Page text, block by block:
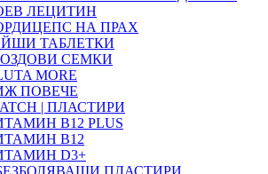
ЛЕЦИТИН
НА ПРАХ
ТАБЛЕТКИ
СЕМКИ
MORE
ПОВЕЧЕ
| ПЛАСТИРИ
B12 PLUS
B12
D3+
ПЛАСТИРИ